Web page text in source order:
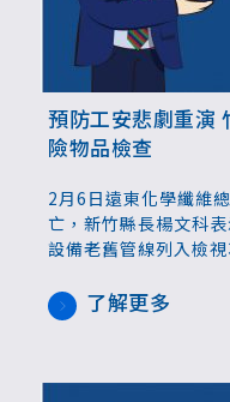
預防工安悲劇重演
險物品檢查
2月6日遠東化學纖維
亡，新竹縣長楊文科
設備老舊管線列入檢
廠，需謹慎依相關規
定期檢修相關機器或
了解更多